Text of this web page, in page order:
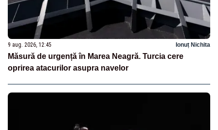
9 aug. 2026, 12:45 Ionuț Nichita
Măsură de urgență în Marea Neagră. Turcia cere
oprirea atacurilor asupra navelor